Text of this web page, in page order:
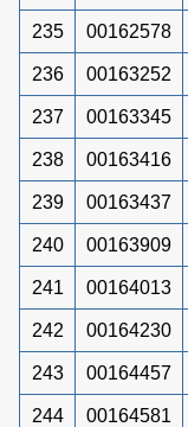
235 00162578
236 00163252
237 00163345
238 00163416
239 00163437
240 00163909
241 00164013
242 00164230
243 00164457
244 00164581